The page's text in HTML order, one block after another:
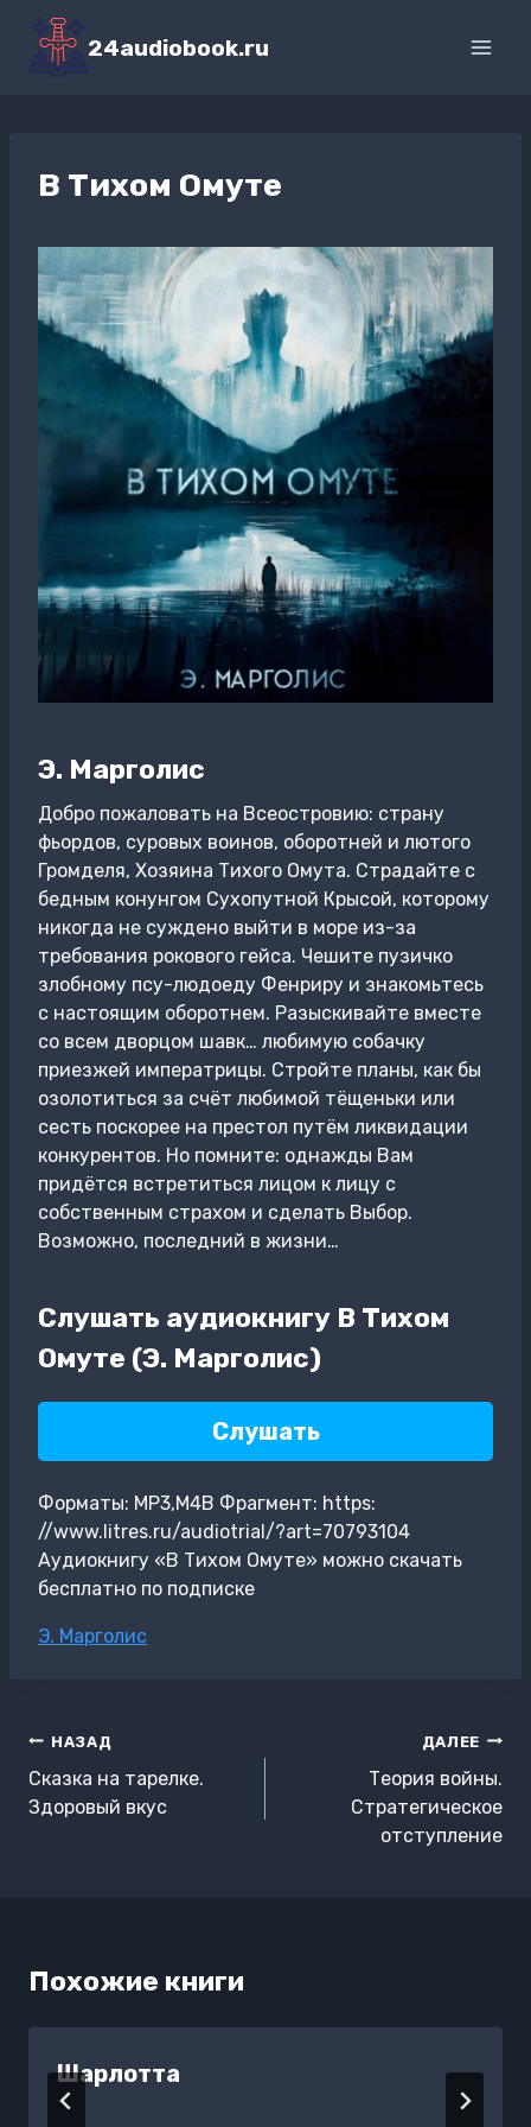
Перейти
содержимому
24audiobook.ru
В Тихом Омуте
Э. Марголис
Добро пожаловать на Всеостровию: страну
фьордов, суровых воинов, оборотней и лютого
Громделя, Хозяина Тихого Омута. Страдайте с
бедным конунгом Сухопутной Крысой, которому
никогда не суждено выйти в море из-за
требования рокового гейса. Чешите пузичко
злобному псу-людоеду Фенриру и знакомьтесь
с настоящим оборотнем. Разыскивайте вместе
со всем дворцом шавк… любимую собачку
приезжей императрицы. Стройте планы, как бы
озолотиться за счёт любимой тёщеньки или
сесть поскорее на престол путём ликвидации
конкурентов. Но помните: однажды Вам
придётся встретиться лицом к лицу с
собственным страхом и сделать Выбор.
Возможно, последний в жизни…
Слушать аудиокнигу В Тихом
Омуте (Э. Марголис)
Слушать
Форматы: MP3,M4B Фрагмент: https:
//www.litres.ru/audiotrial/?art=70793104
Аудиокнигу «В Тихом Омуте» можно скачать
бесплатно по подписке
Метки
Э. Марголис
Навигация
по
записям
НАЗАД
Сказка на тарелке.
Здоровый вкус
ДАЛЕЕ
Теория войны.
Стратегическое
отступление
Похожие книги
Шарлотта